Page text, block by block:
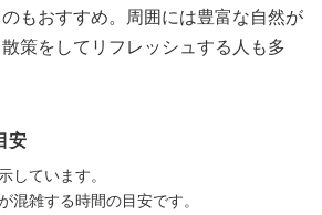
もおすすめ。周囲には豊富な自然が
策をしてリフレッシュする人も多
安
ています。
混雑する時間の目安です。